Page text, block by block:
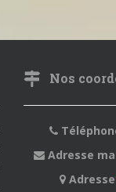
Nos
Adresse
Adresse